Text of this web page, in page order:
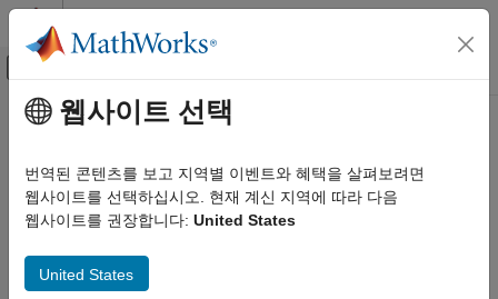
콘텐츠로 바로 가기
오프캔버스 탐색 메뉴 토글
문서 홈
주요 콘텐츠
이 페이지가 얼마나 도움이 되었습니까?
웹사이트 선택
번역된 콘텐츠를 보고 지역별 이벤트와 혜택을 살펴보려면
웹사이트를 선택하십시오. 현재 계신 지역에 따라 다음
웹사이트를 권장합니다: United States
United States